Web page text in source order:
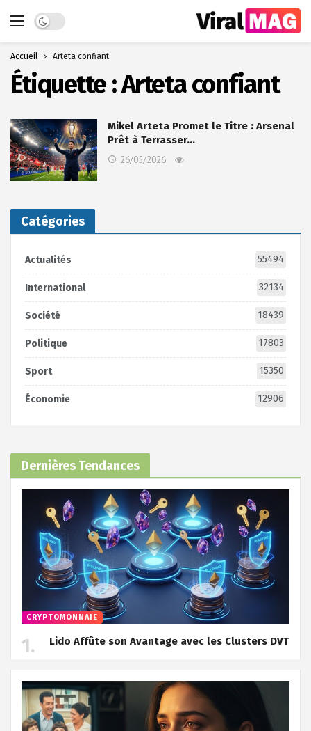
Dark mode
Accueil Arteta confiant
Étiquette :Arteta confiant
Mikel Arteta Promet le Titre : Arsenal
Prêt à Terrasser…
26/05/2026
Catégories
Actualités 55494
International 32134
Société 18439
Politique 17803
Sport 15350
Économie 12906
Dernières Tendances
CRYPTOMONNAIE
Lido Affûte son Avantage avec les Clusters DVT